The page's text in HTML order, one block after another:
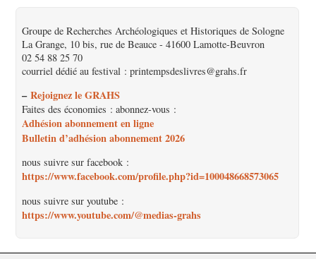
Groupe de Recherches Archéologiques et Historiques de Sologne
La Grange, 10 bis, rue de Beauce - 41600 Lamotte-Beuvron
02 54 88 25 70
courriel dédié au festival : printempsdeslivres@grahs.fr
– Rejoignez le GRAHS
Faites des économies : abonnez-vous :
Adhésion abonnement en ligne
Bulletin d’adhésion abonnement 2026
nous suivre sur facebook :
https://www.facebook.com/profile.php?id=100048668573065
nous suivre sur youtube :
https://www.youtube.com/@medias-grahs